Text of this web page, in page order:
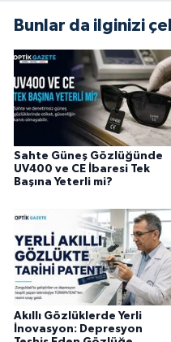
Bunlar da ilginizi
Sahte Güneş Gözlüğünde
UV400 ve CE İbaresi Tek
Başına Yeterli mi?
Akıllı Gözlüklerde Yerli
İnovasyon: Depresyon